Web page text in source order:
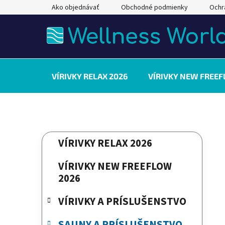
na
Ako objednávať Obchodné podmienky
VÍRIVKY RELAX 2026 VÍRIVKY NEW
B
p
Preskočiť
kategórie
K
r
VÍRIVKY RELAX 2026
VÍRIVKY NEW FREEFLOW
2026
VÍRIVKY A PRÍSLUŠENSTVO